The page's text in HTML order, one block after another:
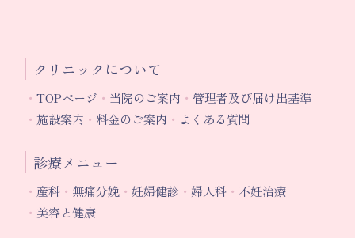
クリニックについて
TOPページ 当院のご案内
管理者及び届け出基準
施設案内
料金のご案内 よくある質問
診療メニュー
産科 無痛分娩 妊婦健診 婦人科
不妊治療
美容と健康